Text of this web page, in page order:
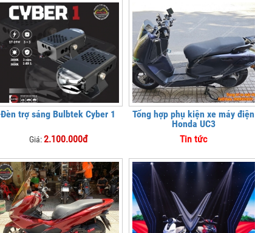
Đèn trợ sáng Bulbtek Cyber 1
Giá:2.100.000đ
Tổng hợp phụ kiện xe máy điện
Honda UC3
Tin tức